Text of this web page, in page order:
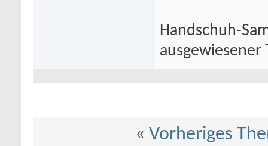
Handschuh-
ausgewiesener
« Vorheriges